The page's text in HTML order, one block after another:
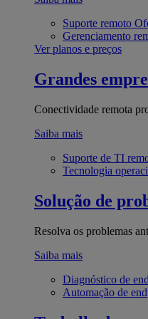
Suporte remoto
Gerenciamento
Ver planos e preços
Grandes
Conectividade remota
Saiba mais
Suporte de TI
Tecnologia
Solução de
Resolva os problemas
Saiba mais
Diagnóstico de
Automação de